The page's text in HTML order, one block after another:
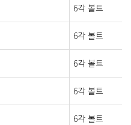
6각 볼트
6각 볼트
6각 볼트
6각 볼트
6각 볼트